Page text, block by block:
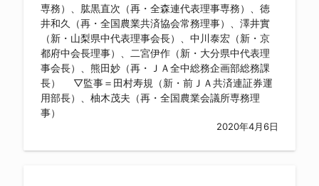
専務）、肱黒直次（再・全森連代表理事専務）、徳
井和久（再・全国農業共済協会常務理事）、澤井實
（新・山梨県中代表理事会長）、中川泰宏（新・京
都府中会長理事）、二宮伊作（新・大分県中代表理
事会長）、熊田妙（再・ＪＡ全中総務企画部総務課
長） ▽監事＝田村寿規（新・前ＪＡ共済連証券運
用部長）、柚木茂夫（再・全国農業会議所専務理
事）
2020年4月6日